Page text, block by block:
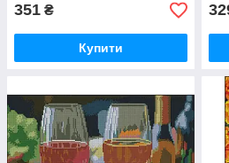
351 ₴
Купити